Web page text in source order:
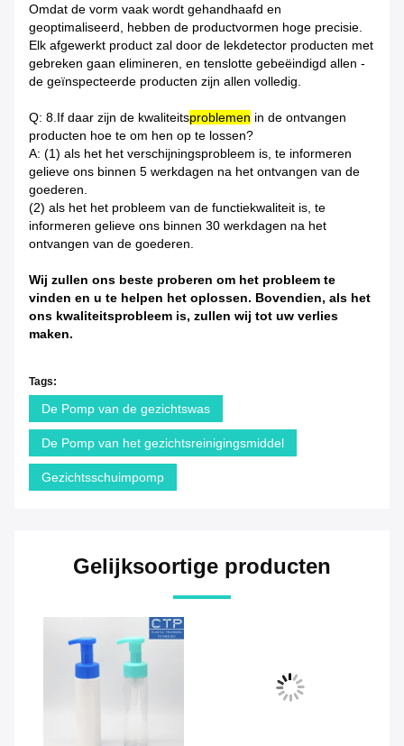
Omdat de vorm vaak wordt gehandhaafd en
geoptimaliseerd, hebben de productvormen hoge precisie.
Elk afgewerkt product zal door de lekdetector producten met
gebreken gaan elimineren, en tenslotte gebeëindigd allen -
de geïnspecteerde producten zijn allen volledig.
Q: 8.If daar zijn de kwaliteitsproblemen in de ontvangen
producten hoe te om hen op te lossen?
A: (1) als het het verschijningsprobleem is, te informeren
gelieve ons binnen 5 werkdagen na het ontvangen van de
goederen.
(2) als het het probleem van de functiekwaliteit is, te
informeren gelieve ons binnen 30 werkdagen na het
ontvangen van de goederen.
Wij zullen ons beste proberen om het probleem te
vinden en u te helpen het oplossen. Bovendien, als het
ons kwaliteitsprobleem is, zullen wij tot uw verlies
maken.
Tags:
De Pomp van de gezichtswas
De Pomp van het gezichtsreinigingsmiddel
Gezichtsschuimpomp
Gelijksoortige producten